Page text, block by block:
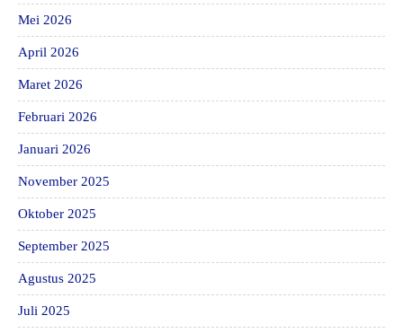
Mei 2026
April 2026
Maret 2026
Februari 2026
Januari 2026
November 2025
Oktober 2025
September 2025
Agustus 2025
Juli 2025